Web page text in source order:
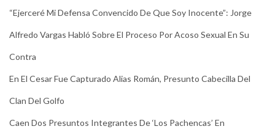
“Ejerceré Mi Defensa Convencido De Que Soy Inocente”: Jorge
Alfredo Vargas Habló Sobre El Proceso Por Acoso Sexual En Su
Contra
En El Cesar Fue Capturado Alias Román, Presunto Cabecilla Del
Clan Del Golfo
Caen Dos Presuntos Integrantes De ‘Los Pachencas’ En